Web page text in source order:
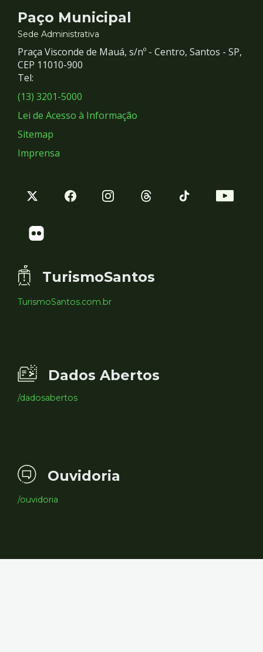
Contato
e
Redes
Sociais
Paço Municipal
Sede Administrativa
Praça Visconde de Mauá, s/nº - Centro, Santos - SP,
CEP 11010-900
Tel:
(13) 3201-5000
Lei de Acesso à Informação
Sitemap
Imprensa
TurismoSantos
TurismoSantos.com.br
Dados Abertos
/dadosabertos
Ouvidoria
/ouvidoria